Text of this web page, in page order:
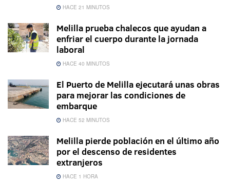
HACE 21 MINUTOS
Melilla prueba chalecos que ayudan a
enfriar el cuerpo durante la jornada
laboral
HACE 40 MINUTOS
El Puerto de Melilla ejecutará unas obras
para mejorar las condiciones de
embarque
HACE 52 MINUTOS
Melilla pierde población en el último año
por el descenso de residentes
extranjeros
HACE 1 HORA